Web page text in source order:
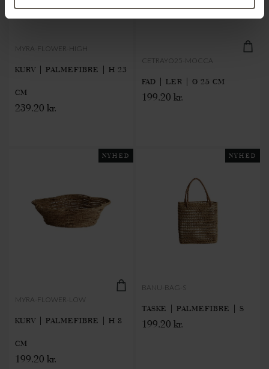
MYRA-FLOWER-HIGH
KURV | PALMEFIBRE | H 23
CM
239.20 kr.
CETRAYO25-MOCCA
FAD | LER | Ø 25 CM
199.20 kr.
NYHED
MYRA-FLOWER-LOW
KURV | PALMEFIBRE | H 8
CM
199.20 kr.
NYHED
BANU-BAG-S
TASKE | PALMEFIBRE | S
199.20 kr.